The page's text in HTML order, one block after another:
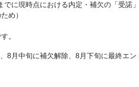
に現時点における内定・補欠の「受諾
め）
。
8月中旬に補欠解除、8月下旬に最終エ